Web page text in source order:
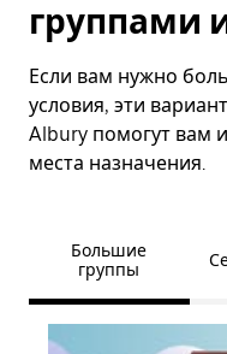
группами
Если вам нужно
условия, эти
Albury помогут вам
места назначения.
Большие
группы